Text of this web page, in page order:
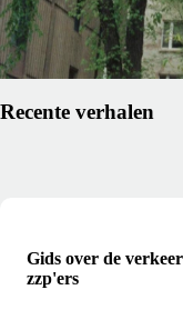
Artikel lezen
Recente verhalen
Gids over de
zzp'ers